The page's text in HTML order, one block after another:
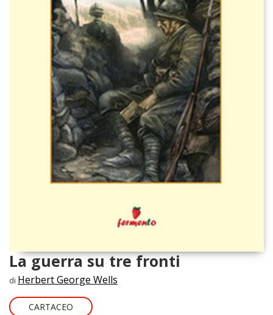
La guerra su tre fronti
di Herbert George Wells
CARTACEO